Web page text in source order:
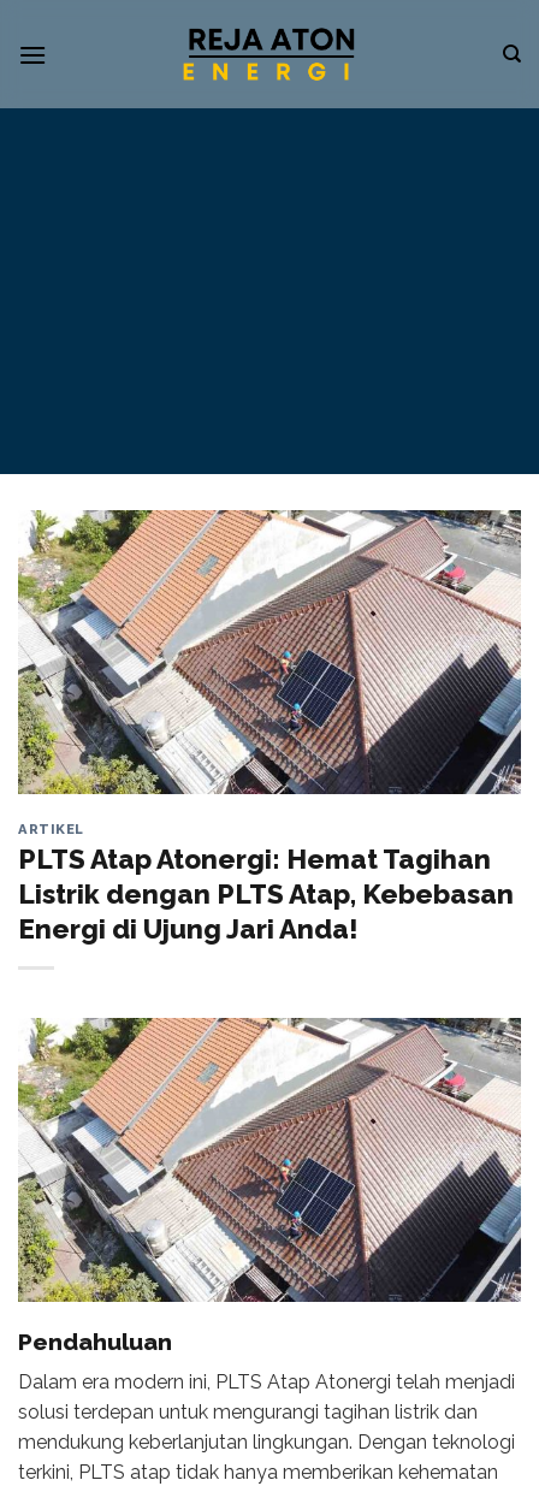
Informasi
ARTIKEL
PLTS Atap Atonergi: Hemat Tagihan
Listrik dengan PLTS Atap, Kebebasan
Energi di Ujung Jari Anda!
Pendahuluan
Dalam era modern ini, PLTS Atap Atonergi telah menjadi
solusi terdepan untuk mengurangi tagihan listrik dan
mendukung keberlanjutan lingkungan. Dengan teknologi
terkini, PLTS atap tidak hanya memberikan kehematan